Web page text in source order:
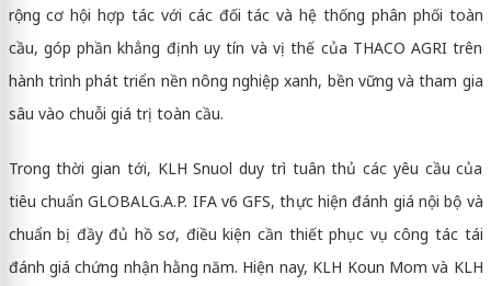
rộng cơ hội hợp tác với các đối tác và hệ thống phân phối toàn
cầu, góp phần khẳng định uy tín và vị thế của THACO AGRI trên
hành trình phát triển nền nông nghiệp xanh, bền vững và tham gia
sâu vào chuỗi giá trị toàn cầu.
Trong thời gian tới, KLH Snuol duy trì tuân thủ các yêu cầu của
tiêu chuẩn GLOBALG.A.P. IFA v6 GFS, thực hiện đánh giá nội bộ và
chuẩn bị đầy đủ hồ sơ, điều kiện cần thiết phục vụ công tác tái
đánh giá chứng nhận hằng năm. Hiện nay, KLH Koun Mom và KLH